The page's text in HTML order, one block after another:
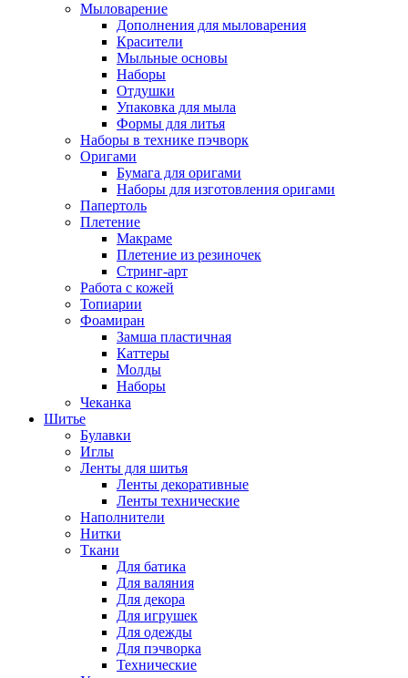
Мыловарение
Дополнения для мыловарения
Красители
Мыльные основы
Наборы
Отдушки
Упаковка для мыла
Формы для литья
Наборы в технике пэчворк
Оригами
Бумага для оригами
Наборы для изготовления оригами
Папертоль
Плетение
Макраме
Плетение из резиночек
Стринг-арт
Работа с кожей
Топиарии
Фоамиран
Замша пластичная
Каттеры
Молды
Наборы
Чеканка
Шитье
Булавки
Иглы
Ленты для шитья
Ленты декоративные
Ленты технические
Наполнители
Нитки
Ткани
Для батика
Для валяния
Для декора
Для игрушек
Для одежды
Для пэчворка
Технические